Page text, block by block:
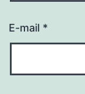
E-mail *